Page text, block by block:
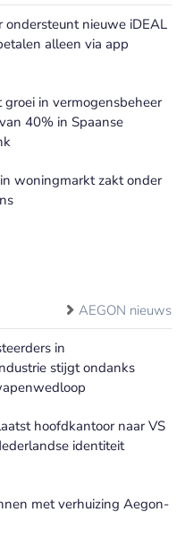
ondersteunt nieuwe iDEAL
alleen via app
groei in vermogensbeheer
40% in Spaanse
woningmarkt zakt onder
AEGON nieuws
in
stijgt ondanks
hoofdkantoor naar VS
identiteit
met verhuizing Aegon-